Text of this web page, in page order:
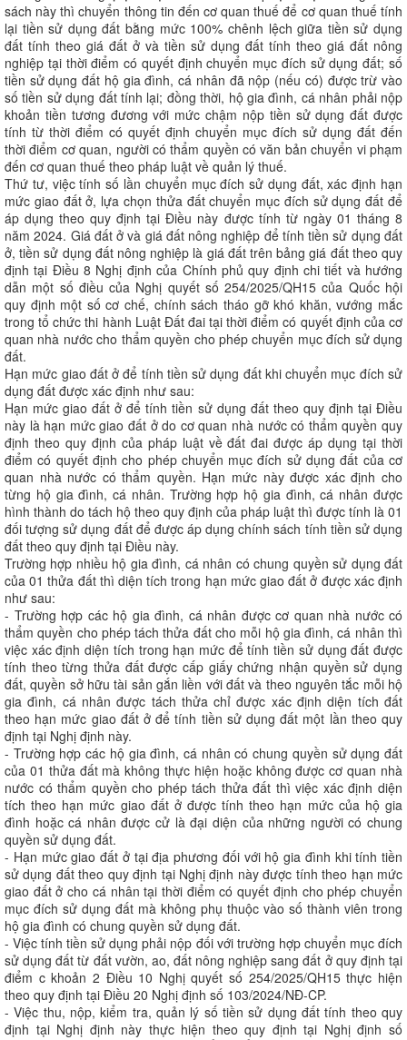
sách này thì chuyển thông tin đến cơ quan thuế để cơ quan thuế tính
lại tiền sử dụng đất bằng mức 100% chênh lệch giữa tiền sử dụng
đất tính theo giá đất ở và tiền sử dụng đất tính theo giá đất nông
nghiệp tại thời điểm có quyết định chuyển mục đích sử dụng đất; số
tiền sử dụng đất hộ gia đình, cá nhân đã nộp (nếu có) được trừ vào
số tiền sử dụng đất tính lại; đồng thời, hộ gia đình, cá nhân phải nộp
khoản tiền tương đương với mức chậm nộp tiền sử dụng đất được
tính từ thời điểm có quyết định chuyển mục đích sử dụng đất đến
thời điểm cơ quan, người có thẩm quyền có văn bản chuyển vi phạm
đến cơ quan thuế theo pháp luật về quản lý thuế.
Thứ tư, việc tính số lần chuyển mục đích sử dụng đất, xác định hạn
mức giao đất ở, lựa chọn thửa đất chuyển mục đích sử dụng đất để
áp dụng theo quy định tại Điều này được tính từ ngày 01 tháng 8
năm 2024. Giá đất ở và giá đất nông nghiệp để tính tiền sử dụng đất
ở, tiền sử dụng đất nông nghiệp là giá đất trên bảng giá đất theo quy
định tại Điều 8 Nghị định của Chính phủ quy định chi tiết và hướng
dẫn một số điều của Nghị quyết số 254/2025/QH15 của Quốc hội
quy định một số cơ chế, chính sách tháo gỡ khó khăn, vướng mắc
trong tổ chức thi hành Luật Đất đai tại thời điểm có quyết định của cơ
quan nhà nước cho thẩm quyền cho phép chuyển mục đích sử dụng
đất.
Hạn mức giao đất ở để tính tiền sử dụng đất khi chuyển mục đích sử
dụng đất được xác định như sau:
Hạn mức giao đất ở để tính tiền sử dụng đất theo quy định tại Điều
này là hạn mức giao đất ở do cơ quan nhà nước có thẩm quyền quy
định theo quy định của pháp luật về đất đai được áp dụng tại thời
điểm có quyết định cho phép chuyển mục đích sử dụng đất của cơ
quan nhà nước có thẩm quyền. Hạn mức này được xác định cho
từng hộ gia đình, cá nhân. Trường hợp hộ gia đình, cá nhân được
hình thành do tách hộ theo quy định của pháp luật thì được tính là 01
đối tượng sử dụng đất để được áp dụng chính sách tính tiền sử dụng
đất theo quy định tại Điều này.
Trường hợp nhiều hộ gia đình, cá nhân có chung quyền sử dụng đất
của 01 thửa đất thì diện tích trong hạn mức giao đất ở được xác định
như sau:
- Trường hợp các hộ gia đình, cá nhân được cơ quan nhà nước có
thẩm quyền cho phép tách thửa đất cho mỗi hộ gia đình, cá nhân thì
việc xác định diện tích trong hạn mức để tính tiền sử dụng đất được
tính theo từng thửa đất được cấp giấy chứng nhận quyền sử dụng
đất, quyền sở hữu tài sản gắn liền với đất và theo nguyên tắc mỗi hộ
gia đình, cá nhân được tách thửa chỉ được xác định diện tích đất
theo hạn mức giao đất ở để tính tiền sử dụng đất một lần theo quy
định tại Nghị định này.
- Trường hợp các hộ gia đình, cá nhân có chung quyền sử dụng đất
của 01 thửa đất mà không thực hiện hoặc không được cơ quan nhà
nước có thẩm quyền cho phép tách thửa đất thì việc xác định diện
tích theo hạn mức giao đất ở được tính theo hạn mức của hộ gia
đình hoặc cá nhân được cử là đại diện của những người có chung
quyền sử dụng đất.
- Hạn mức giao đất ở tại địa phương đối với hộ gia đình khi tính tiền
sử dụng đất theo quy định tại Nghị định này được tính theo hạn mức
giao đất ở cho cá nhân tại thời điểm có quyết định cho phép chuyển
mục đích sử dụng đất mà không phụ thuộc vào số thành viên trong
hộ gia đình có chung quyền sử dụng đất.
- Việc tính tiền sử dụng phải nộp đối với trường hợp chuyển mục đích
sử dụng đất từ đất vườn, ao, đất nông nghiệp sang đất ở quy định tại
điểm c khoản 2 Điều 10 Nghị quyết số 254/2025/QH15 thực hiện
theo quy định tại Điều 20 Nghị định số 103/2024/NĐ-CP.
- Việc thu, nộp, kiểm tra, quản lý số tiền sử dụng đất tính theo quy
định tại Nghị định này thực hiện theo quy định tại Nghị định số